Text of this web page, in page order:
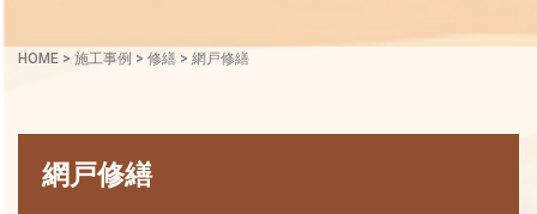
HOME > 施工事例 > 修繕 > 網戸修繕
網戸修繕